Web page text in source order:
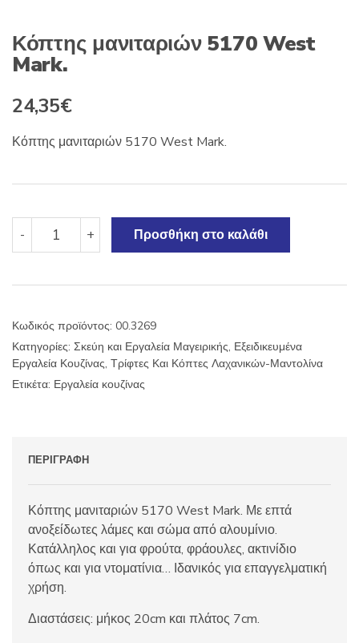
Κόπτης μανιταριών 5170 West
Mark.
24,35€
Κόπτης μανιταριών 5170 West Mark.
-
Κόπτης
μανιταριών+ Προσθήκη στο καλάθι
Κωδικός προϊόντος: 00.3269
Κατηγορίες: Σκεύη και Εργαλεία Μαγειρικής, Εξειδικευμένα
Εργαλεία Κουζίνας, Τρίφτες Και Κόπτες Λαχανικών-Μαντολίνα
Ετικέτα: Εργαλεία κουζίνας
ΠΕΡΙΓΡΑΦΉ
Κόπτης μανιταριών 5170 West Mark. Με επτά
ανοξείδωτες λάμες και σώμα από αλουμίνιο.
Κατάλληλος και για φρούτα, φράουλες, ακτινίδιο
όπως και για ντοματίνια… Ιδανικός για επαγγελματική
χρήση.
Διαστάσεις: μήκος 20cm και πλάτος 7cm.